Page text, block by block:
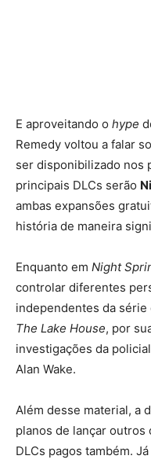
E aproveitando o hype
Remedy voltou a falar
ser disponibilizado nos
principais DLCs serão
ambas expansões
história de maneira
Enquanto em Night
controlar diferentes
independentes da
The Lake House, por
investigações da
Alan Wake.
Além desse material, a
planos de lançar
DLCs pagos também.